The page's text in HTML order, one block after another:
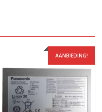
AANBIEDING!